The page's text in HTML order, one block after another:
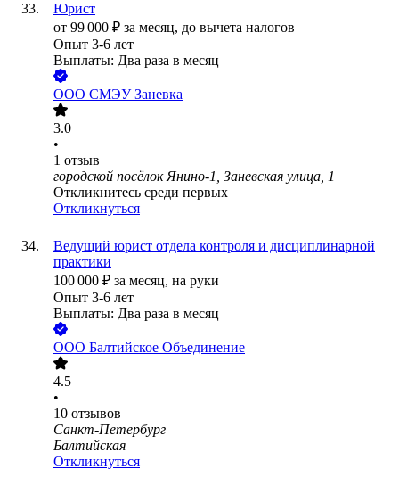
Юрист
от 99 000 ₽ за месяц, до вычета налогов
Опыт 3-6 лет
Выплаты: Два раза в месяц
ООО СМЭУ Заневка
3.0
•
1 отзыв
городской посёлок Янино-1, Заневская улица, 1
Откликнитесь среди первых
Откликнуться
Ведущий юрист отдела контроля и дисциплинарной
практики
100 000 ₽ за месяц, на руки
Опыт 3-6 лет
Выплаты: Два раза в месяц
ООО Балтийское Объединение
4.5
•
10 отзывов
Санкт-Петербург
Балтийская
Откликнуться